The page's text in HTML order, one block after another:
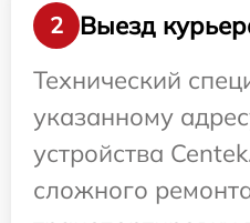
2
Выезд
Технический
указанному
устройства
сложного